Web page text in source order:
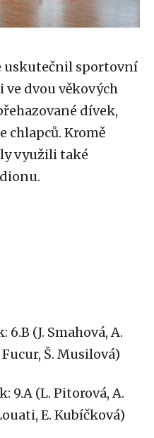
uskutečnil sportovní
ve dvou věkových
dívek,
chlapců. Kromě
využili také
6.B (J. Smahová, A.
Š. Musilová)
9.A (L. Pitorová, A.
E. Kubíčková)